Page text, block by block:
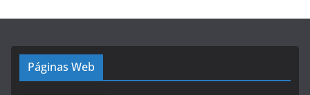
Páginas Web